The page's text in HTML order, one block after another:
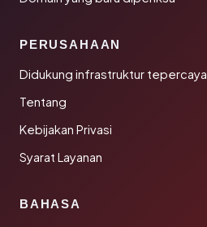
PERUSAHAAN
Didukung infrastruktur tepercaya
Tentang
Kebijakan Privasi
Syarat Layanan
BAHASA